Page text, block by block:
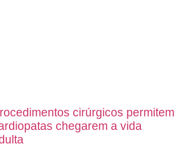
cirúrgicos permitem
chegarem a vida